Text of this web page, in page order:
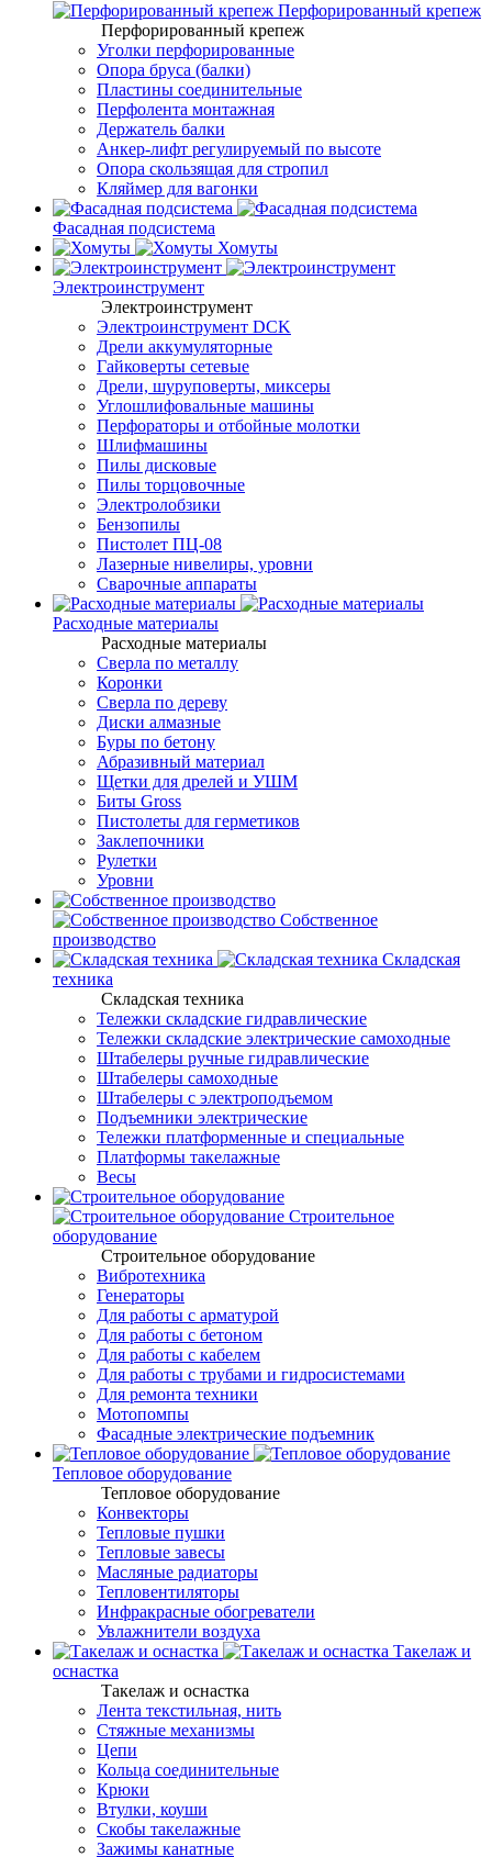
Перфорированный крепеж
Перфорированный крепеж
Уголки перфорированные
Опора бруса (балки)
Пластины соединительные
Перфолента монтажная
Держатель балки
Анкер-лифт регулируемый по высоте
Опора скользящая для стропил
Кляймер для вагонки
Фасадная подсистема
Хомуты
Электроинструмент
Электроинструмент
Электроинструмент DCK
Дрели аккумуляторные
Гайковерты сетевые
Дрели, шуруповерты, миксеры
Углошлифовальные машины
Перфораторы и отбойные молотки
Шлифмашины
Пилы дисковые
Пилы торцовочные
Электролобзики
Бензопилы
Пистолет ПЦ-08
Лазерные нивелиры, уровни
Сварочные аппараты
Расходные материалы
Расходные материалы
Сверла по металлу
Коронки
Сверла по дереву
Диски алмазные
Буры по бетону
Абразивный материал
Щетки для дрелей и УШМ
Биты Gross
Пистолеты для герметиков
Заклепочники
Рулетки
Уровни
Собственное
производство
Складская
техника
Складская техника
Тележки складские гидравлические
Тележки складские электрические самоходные
Штабелеры ручные гидравлические
Штабелеры самоходные
Штабелеры с электроподъемом
Подъемники электрические
Тележки платформенные и специальные
Платформы такелажные
Весы
Строительное
оборудование
Строительное оборудование
Вибротехника
Генераторы
Для работы с арматурой
Для работы с бетоном
Для работы с кабелем
Для работы с трубами и гидросистемами
Для ремонта техники
Мотопомпы
Фасадные электрические подъемник
Тепловое оборудование
Тепловое оборудование
Конвекторы
Тепловые пушки
Тепловые завесы
Масляные радиаторы
Тепловентиляторы
Инфракрасные обогреватели
Увлажнители воздуха
Такелаж и
оснастка
Такелаж и оснастка
Лента текстильная, нить
Стяжные механизмы
Цепи
Кольца соединительные
Крюки
Втулки, коуши
Скобы такелажные
Зажимы канатные